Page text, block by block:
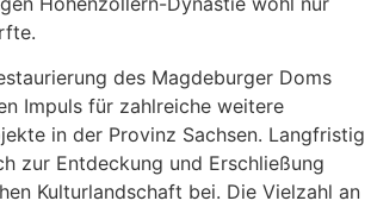
des Magdeburger Doms
Impuls für zahlreiche weitere
in der Provinz Sachsen. Langfristig
zur Entdeckung und Erschließung
Kulturlandschaft bei. Die Vielzahl an